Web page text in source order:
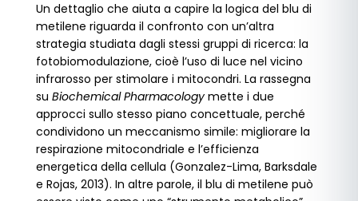
Un dettaglio che aiuta a capire la logica del blu di
metilene riguarda il confronto con un’altra
strategia studiata dagli stessi gruppi di ricerca: la
fotobiomodulazione, cioè l’uso di luce nel vicino
infrarosso per stimolare i mitocondri. La rassegna
su Biochemical Pharmacologymette i due
approcci sullo stesso piano concettuale, perché
condividono un meccanismo simile: migliorare la
respirazione mitocondriale e l’efficienza
energetica della cellula (Gonzalez-Lima, Barksdale
e Rojas, 2013). In altre parole, il blu di metilene può